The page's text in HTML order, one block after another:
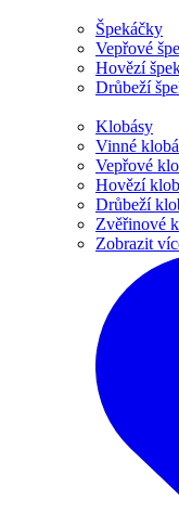
Špekáčky
Vepřové
Hovězí
Drůbeží
Klobásy
Vinné
Vepřové
Hovězí
Drůbeží
Zvěřinové
Zobrazit